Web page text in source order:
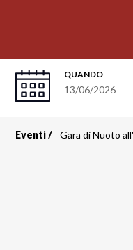
QUANDO
13/06/2026
Eventi Gara di Nuoto